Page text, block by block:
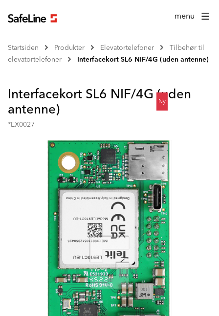
menu
Startsiden Produkter Elevatortelefoner
Tilbehør til
elevatortelefoner
Interfacekort SL6 NIF/4G (uden antenne)
Ny
Interfacekort SL6 NIF/4G (uden
antenne)
*EX0027